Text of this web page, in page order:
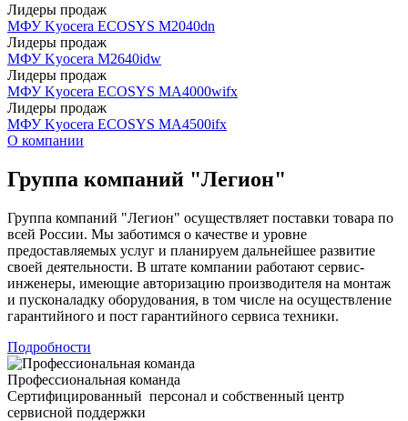
Лидеры продаж
МФУ Kyocera ECOSYS M2040dn
Лидеры продаж
MФУ Kyocera M2640idw
Лидеры продаж
МФУ Kyocera ECOSYS MA4000wifx
Лидеры продаж
МФУ Kyocera ECOSYS MA4500ifx
О компании
Группа компаний "Легион"
Группа компаний "Легион" осуществляет поставки товара по
всей России. Мы заботимся о качестве и уровне
предоставляемых услуг и планируем дальнейшее развитие
своей деятельности. В штате компании работают сервис-
инженеры, имеющие авторизацию производителя на монтаж
и пусконаладку оборудования, в том числе на осуществление
гарантийного и пост гарантийного сервиса техники.
Подробности
Профессиональная команда
Сертифицированный персонал и собственный центр
сервисной поддержки